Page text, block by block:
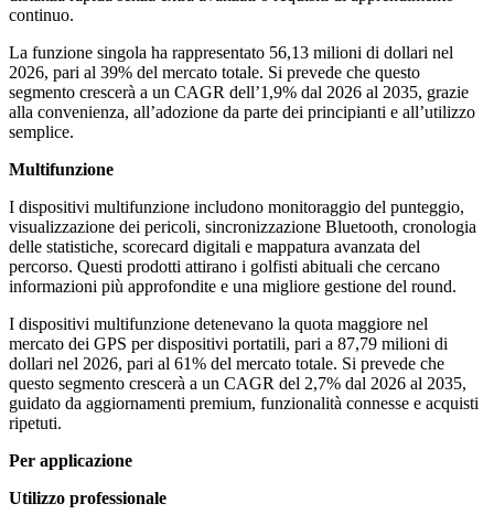
continuo.
La funzione singola ha rappresentato 56,13 milioni di dollari nel
2026, pari al 39% del mercato totale. Si prevede che questo
segmento crescerà a un CAGR dell’1,9% dal 2026 al 2035, grazie
alla convenienza, all’adozione da parte dei principianti e all’utilizzo
semplice.
Multifunzione
I dispositivi multifunzione includono monitoraggio del punteggio,
visualizzazione dei pericoli, sincronizzazione Bluetooth, cronologia
delle statistiche, scorecard digitali e mappatura avanzata del
percorso. Questi prodotti attirano i golfisti abituali che cercano
informazioni più approfondite e una migliore gestione del round.
I dispositivi multifunzione detenevano la quota maggiore nel
mercato dei GPS per dispositivi portatili, pari a 87,79 milioni di
dollari nel 2026, pari al 61% del mercato totale. Si prevede che
questo segmento crescerà a un CAGR del 2,7% dal 2026 al 2035,
guidato da aggiornamenti premium, funzionalità connesse e acquisti
ripetuti.
Per applicazione
Utilizzo professionale